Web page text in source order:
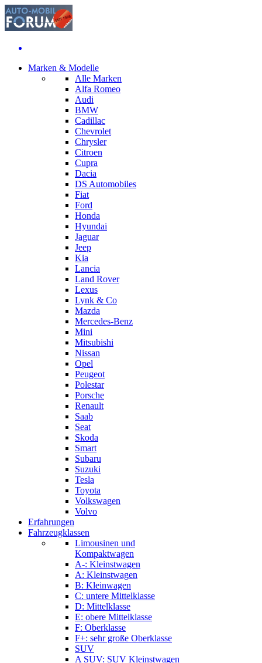
Marken & Modelle
Alle Marken
Alfa Romeo
Audi
BMW
Cadillac
Chevrolet
Chrysler
Citroen
Cupra
Dacia
DS Automobiles
Fiat
Ford
Honda
Hyundai
Jaguar
Jeep
Kia
Lancia
Land Rover
Lexus
Lynk & Co
Mazda
Mercedes-Benz
Mini
Mitsubishi
Nissan
Opel
Peugeot
Polestar
Porsche
Renault
Saab
Seat
Skoda
Smart
Subaru
Suzuki
Tesla
Toyota
Volkswagen
Volvo
Erfahrungen
Fahrzeugklassen
Limousinen und
Kompaktwagen
A-: Kleinstwagen
A: Kleinstwagen
B: Kleinwagen
C: untere Mittelklasse
D: Mittelklasse
E: obere Mittelklasse
F: Oberklasse
F+: sehr große Oberklasse
SUV
A SUV: SUV Kleinstwagen